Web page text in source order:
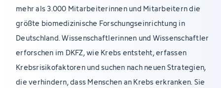
mehr als 3.000 Mitarbeiterinnen und Mitarbeitern die
größte biomedizinische Forschungseinrichtung in
Deutschland. Wissenschaftlerinnen und Wissenschaftler
erforschen im DKFZ, wie Krebs entsteht, erfassen
Krebsrisikofaktoren und suchen nach neuen Strategien,
die verhindern, dass Menschen an Krebs erkranken. Sie